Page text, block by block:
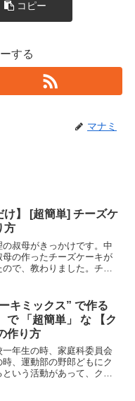
コピー
する
マナミ
け】 [超簡単] チーズケ
方
の叔母がきっかけです。中
母の作ったチーズケーキが
で、教わりました。チー
と衝撃を受けました。の
、作るように...
キミックス” で作る
で 「超簡単」 な 【ク
作り方
一年生の時、家庭科委員会
、運動部の野郎どもにク
という活動があって、クッ